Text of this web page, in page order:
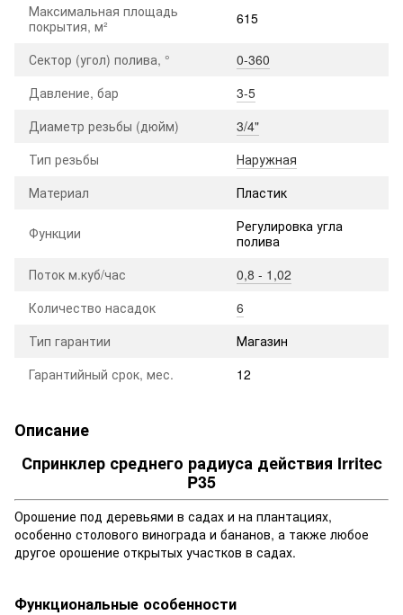
Максимальная площадь
покрытия, м²
615
Сектор (угол) полива, °
0-360
Давление, бар
3-5
Диаметр резьбы (дюйм)
3/4"
Тип резьбы
Наружная
Материал
Пластик
Функции
Регулировка угла
полива
Поток м.куб/час
0,8 - 1,02
Количество насадок
6
Тип гарантии
Магазин
Гарантийный срок, мес.
12
Описание
Спринклер среднего радиуса действия Irritec
P35
Орошение под деревьями в садах и на плантациях,
особенно столового винограда и бананов, а также любое
другое орошение открытых участков в садах.
Функциональные особенности